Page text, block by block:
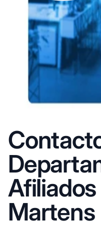
Afiliados
Martens